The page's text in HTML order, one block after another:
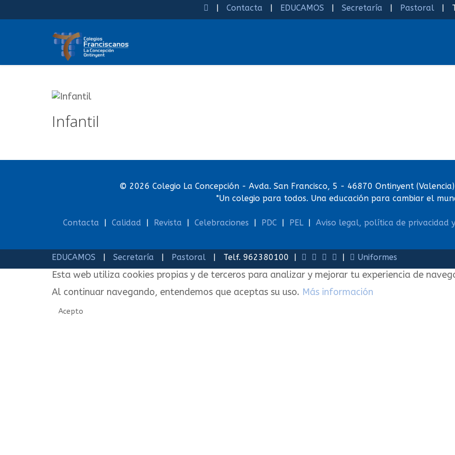
| Contacta | EDUCAMOS | Secretaría | Pastoral |
Infantil
© 2026 Colegio La Concepción - Avda. San Francisco, 5 - 46870 Ontinyent
"Un colegio para todos. Una educación para cambiar el
Contacta | Calidad | Revista | Celebraciones | PDC| PEL| Aviso legal, política de privacidad
EDUCAMOS | Secretaría | Pastoral | Telf. 962380100 | | Uniformes
Esta web utiliza cookies propias y de terceros para analizar y mejorar tu experiencia de
Al continuar navegando, entendemos que aceptas su uso. Más información
Acepto